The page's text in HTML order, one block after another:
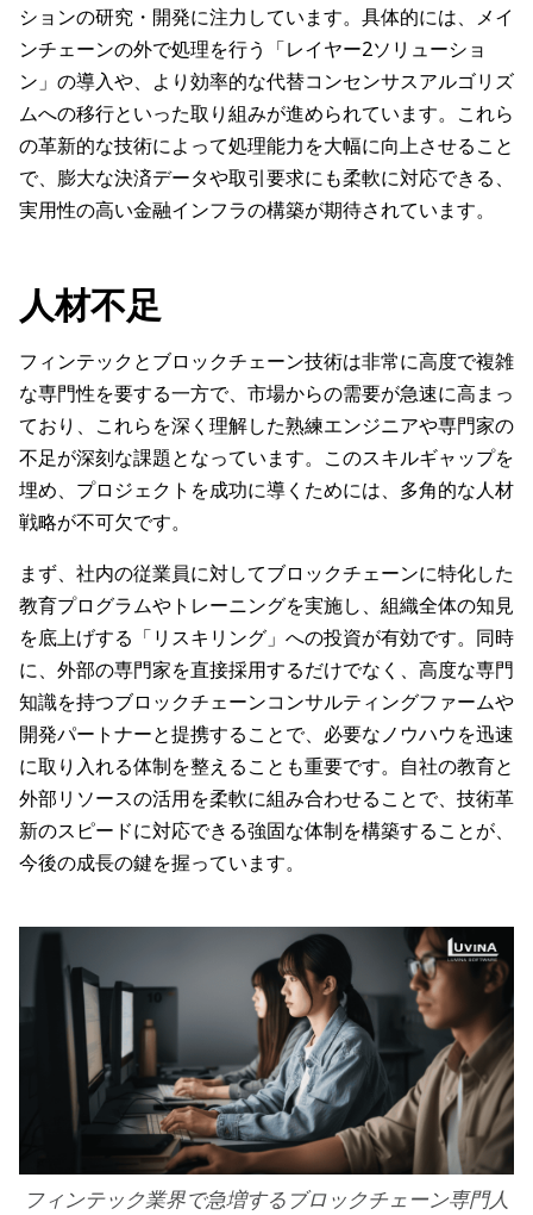
ションの研究・開発に注力しています。具体的には、メイ
ンチェーンの外で処理を行う「レイヤー2ソリューショ
ン」の導入や、より効率的な代替コンセンサスアルゴリズ
ムへの移行といった取り組みが進められています。これら
の革新的な技術によって処理能力を大幅に向上させること
で、膨大な決済データや取引要求にも柔軟に対応できる、
実用性の高い金融インフラの構築が期待されています。
人材不足
フィンテックとブロックチェーン技術は非常に高度で複雑
な専門性を要する一方で、市場からの需要が急速に高まっ
ており、これらを深く理解した熟練エンジニアや専門家の
不足が深刻な課題となっています。このスキルギャップを
埋め、プロジェクトを成功に導くためには、多角的な人材
戦略が不可欠です。
まず、社内の従業員に対してブロックチェーンに特化した
教育プログラムやトレーニングを実施し、組織全体の知見
を底上げする「リスキリング」への投資が有効です。同時
に、外部の専門家を直接採用するだけでなく、高度な専門
知識を持つブロックチェーンコンサルティングファームや
開発パートナーと提携することで、必要なノウハウを迅速
に取り入れる体制を整えることも重要です。自社の教育と
外部リソースの活用を柔軟に組み合わせることで、技術革
新のスピードに対応できる強固な体制を構築することが、
今後の成長の鍵を握っています。
フィンテック業界で急増するブロックチェーン専門人